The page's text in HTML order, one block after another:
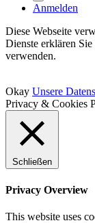
Anmelden
Diese Webseite
Dienste erklären
verwenden.
Okay Unsere
Privacy & Cookies
Schließen
Privacy Overview
This website uses